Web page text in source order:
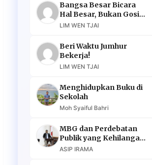
Bangsa Besar Bicara
Hal Besar, Bukan Gosip
Murahan
LIM WEN TJAI
Beri Waktu Jumhur
Bekerja!
LIM WEN TJAI
Menghidupkan Buku di
Sekolah
Moh Syaiful Bahri
MBG dan Perdebatan
Publik yang Kehilangan
Argumen
ASIP IRAMA